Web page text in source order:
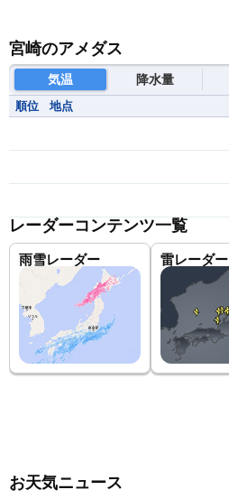
宮崎のアメダス
気温 降水量
順位 地点
レーダーコンテンツ一覧
雨雪レーダー 雷レーダー
お天気ニュース